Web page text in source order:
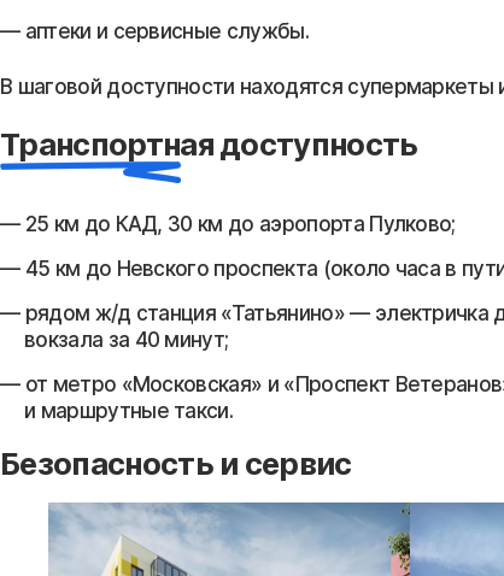
аптеки и сервисные службы.
В шаговой доступности находятся супермаркеты
Транспортная доступность
25 км до КАД, 30 км до аэропорта Пулково;
45 км до Невского проспекта (около часа в
рядом ж/д станция «Татьянино» — электричка
вокзала за 40 минут;
от метро «Московская» и «Проспект
и маршрутные такси.
Безопасность и сервис